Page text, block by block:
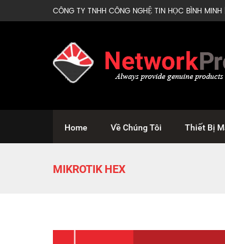
CÔNG TY TNHH CÔNG NGHỆ TIN HỌC BÌNH
Home Về Chúng Tôi Thiết Bị
MIKROTIK HEX